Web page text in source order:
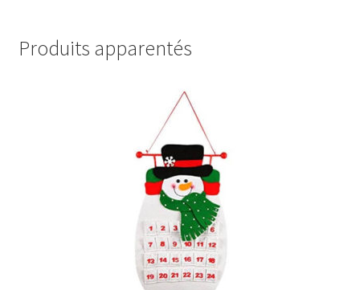
Produits apparentés